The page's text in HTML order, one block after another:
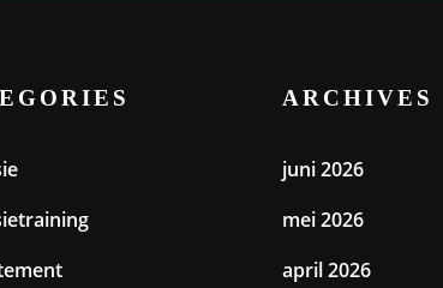
ARCHIVES
juni 2026
mei 2026
april 2026